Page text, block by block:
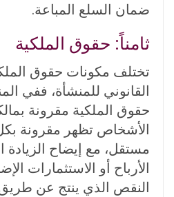
ضمان السلع المباعة.
ثامناً: حقوق الملكية
تختلف مكونات حقوق
القانوني للمنشأة، ففي
حقوق الملكية مقرونة
الأشخاص تظهر مقرونة
مستقل، مع إيضاح
الأرباح أو الاستثمارات
النقص الذي ينتج عن